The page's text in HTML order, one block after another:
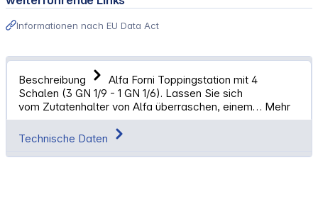
Informationen nach EU Data Act
Beschreibung
Alfa Forni Toppingstation mit 4
Schalen (3 GN 1/9 - 1 GN 1/6). Lassen Sie sich
vom Zutatenhalter von Alfa überraschen, einem… Mehr
Technische Daten